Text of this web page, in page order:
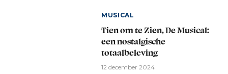
MUSICAL
Tien om te Zien, De Musical:
een nostalgische
totaalbeleving
12 december 2024